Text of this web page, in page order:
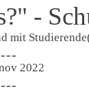
-
mit
2022